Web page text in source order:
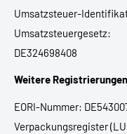
Umsatzsteuer-
Umsatzsteuergesetz:
DE324698408
Weitere Registrierungen
EORI-Nummer:
Verpackungsregister